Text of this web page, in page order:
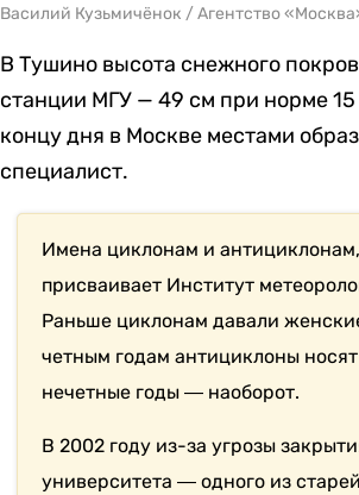
Василий Кузьмичёнок / Агентство
В Тушино высота снежного
станции МГУ — 49 см при норме
концу дня в Москве местами
специалист.
Имена циклонам и
присваивает Институт
Раньше циклонам давали
четным годам антициклоны
нечетные годы ― наоборот.
В 2002 году из-за угрозы
университета ― одного из